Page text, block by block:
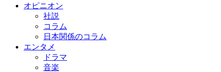
オピニオン
社説
コラム
日本関係のコラム
エンタメ
ドラマ
音楽